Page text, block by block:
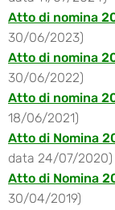
Atto di nomina
30/06/2023)
Atto di nomina
30/06/2022)
Atto di nomina
18/06/2021)
Atto di Nomina
data 24/07/2020)
Atto di Nomina
30/04/2019)